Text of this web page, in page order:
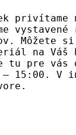
privítame
vystavené
Môžete
na Váš
tu pre vás
– 15:00. V